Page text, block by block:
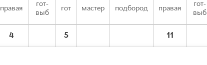
правая
гот-
выб
гот мастер подбород правая
гот-
выб
4 5 11